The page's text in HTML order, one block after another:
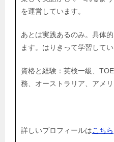
を運営しています。
あとは実践あるのみ。具体
ます。はりきって学習して
資格と経験：英検一級、
務、オーストラリア、アメ
詳しいプロフィールはこちら